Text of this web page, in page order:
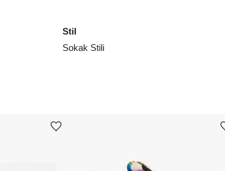
Stil
Sokak Stili
Ürünü istek listesine ekle veya listeden çıkar